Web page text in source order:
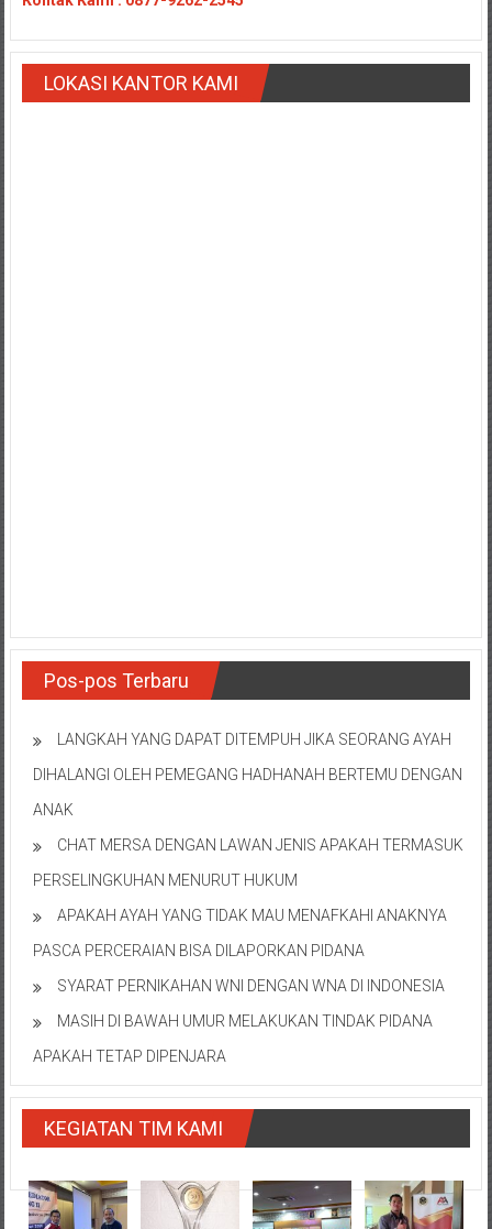
LOKASI KANTOR KAMI
Pos-pos Terbaru
LANGKAH YANG DAPAT DITEMPUH JIKA SEORANG AYAH
DIHALANGI OLEH PEMEGANG HADHANAH BERTEMU DENGAN
ANAK
CHAT MERSA DENGAN LAWAN JENIS APAKAH TERMASUK
PERSELINGKUHAN MENURUT HUKUM
APAKAH AYAH YANG TIDAK MAU MENAFKAHI ANAKNYA
PASCA PERCERAIAN BISA DILAPORKAN PIDANA
SYARAT PERNIKAHAN WNI DENGAN WNA DI INDONESIA
MASIH DI BAWAH UMUR MELAKUKAN TINDAK PIDANA
APAKAH TETAP DIPENJARA
KEGIATAN TIM KAMI